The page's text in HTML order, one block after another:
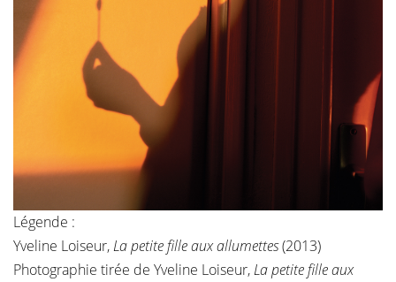
Légende :
Yveline Loiseur,La petite fille aux allumettes(2013)
Photographie tirée de Yveline Loiseur,La petite fille aux